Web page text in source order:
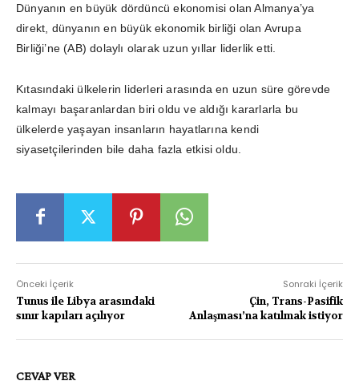
Dünyanın en büyük dördüncü ekonomisi olan Almanya’ya
direkt, dünyanın en büyük ekonomik birliği olan Avrupa
Birliği’ne (AB) dolaylı olarak uzun yıllar liderlik etti.
Kıtasındaki ülkelerin liderleri arasında en uzun süre görevde
kalmayı başaranlardan biri oldu ve aldığı kararlarla bu
ülkelerde yaşayan insanların hayatlarına kendi
siyasetçilerinden bile daha fazla etkisi oldu.
Önceki İçerik
Tunus ile Libya arasındaki
sınır kapıları açılıyor
Sonraki İçerik
Çin, Trans-Pasifik
Anlaşması’na katılmak istiyor
CEVAP VER